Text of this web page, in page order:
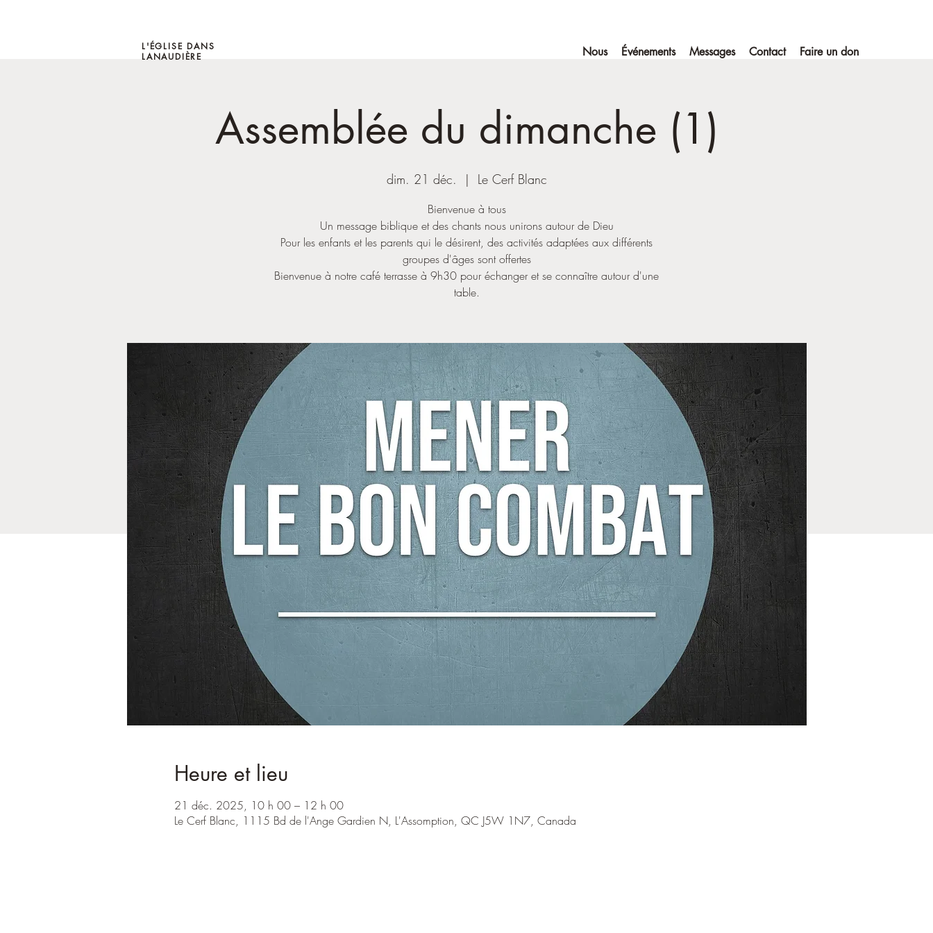
L'ÉGLISE DANS
LANAUDIÈRE
Nous Événements Messages Contact Faire un don
Assemblée du dimanche (1)
dim. 21 déc.
  |
Le Cerf Blanc
Bienvenue à tous
Un message biblique et des chants nous unirons autour de Dieu
Pour les enfants et les parents qui le désirent, des activités adaptées aux différents
groupes d'âges sont offertes
Bienvenue à notre café terrasse à 9h30 pour échanger et se connaître autour d'une
table.
Heure et lieu
21 déc. 2025, 10 h 00 – 12 h 00
Le Cerf Blanc, 1115 Bd de l'Ange Gardien N, L'Assomption, QC J5W 1N7, Canada